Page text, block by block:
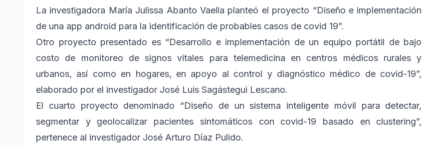
La investigadora María Julissa Abanto Vaella planteó el proyecto “Diseño e implementación
de una app android para la identificación de probables casos de covid 19”.
Otro proyecto presentado es “Desarrollo e implementación de un equipo portátil de bajo
costo de monitoreo de signos vitales para telemedicina en centros médicos rurales y
urbanos, así como en hogares, en apoyo al control y diagnóstico médico de covid-19”,
elaborado por el investigador José Luis Sagástegui Lescano.
El cuarto proyecto denominado “Diseño de un sistema inteligente móvil para detectar,
segmentar y geolocalizar pacientes sintomáticos con covid-19 basado en clustering”,
pertenece al investigador José Arturo Díaz Pulido.